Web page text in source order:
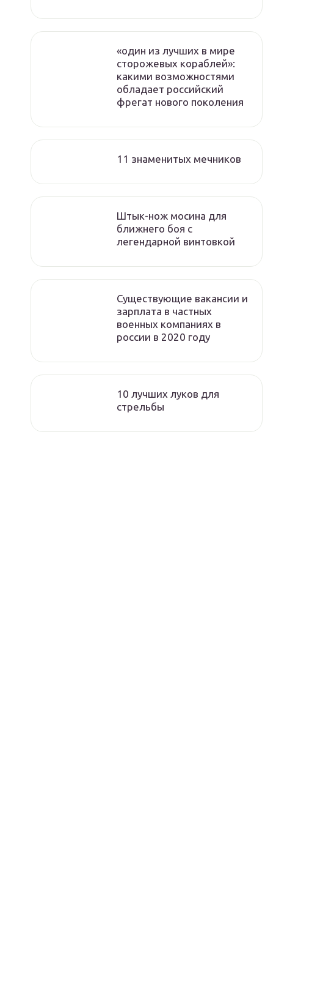
«один из лучших в мире
сторожевых кораблей»:
какими возможностями
обладает российский
фрегат нового поколения
11 знаменитых мечников
Штык-нож мосина для
ближнего боя с
легендарной винтовкой
Существующие вакансии и
зарплата в частных
военных компаниях в
россии в 2020 году
10 лучших луков для
стрельбы